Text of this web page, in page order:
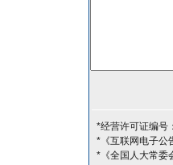
*经营许可证编号
*《互联网电子公
*《全国人大常委